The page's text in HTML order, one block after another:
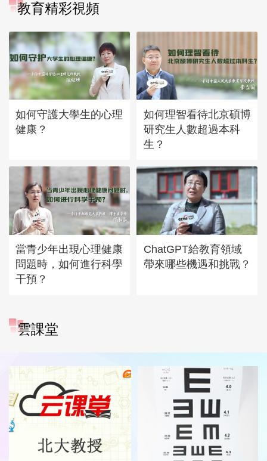
教育精彩視頻
如何守護大學生的心理
健康？
如何理智看待北京碩博
研究生人數超過本科
生？
當青少年出現心理健康
問題時，如何進行科學
干預？
ChatGPT給教育領域
帶來哪些機遇和挑戰？
雲課堂